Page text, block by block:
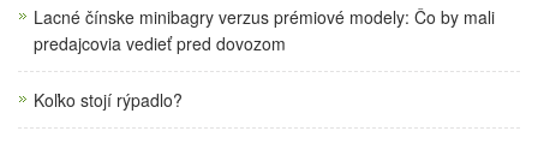
Lacné čínske minibagry verzus prémiové modely: Čo by mali
predajcovia vedieť pred dovozom
Koľko stojí rýpadlo?